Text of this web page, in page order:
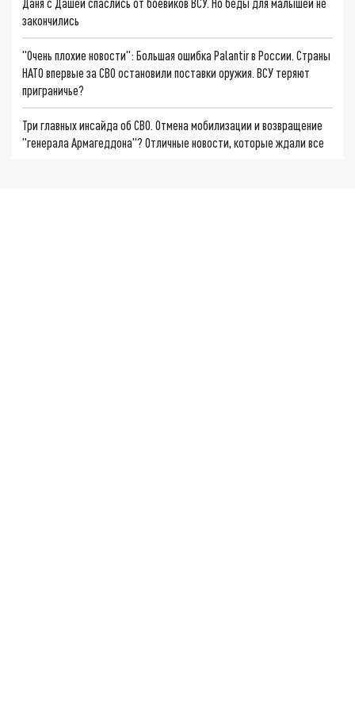
закончились
"Очень плохие новости": Большая ошибка Palantir в России. Страны
НАТО впервые за СВО остановили поставки оружия. ВСУ теряют
приграничье?
Три главных инсайда об СВО. Отмена мобилизации и возвращение
"генерала Армагеддона"? Отличные новости, которые ждали все